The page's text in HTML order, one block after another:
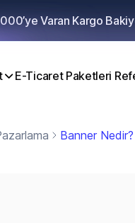
Varan Kargo
E-Ticaret Paketleri
Banner Nedir?